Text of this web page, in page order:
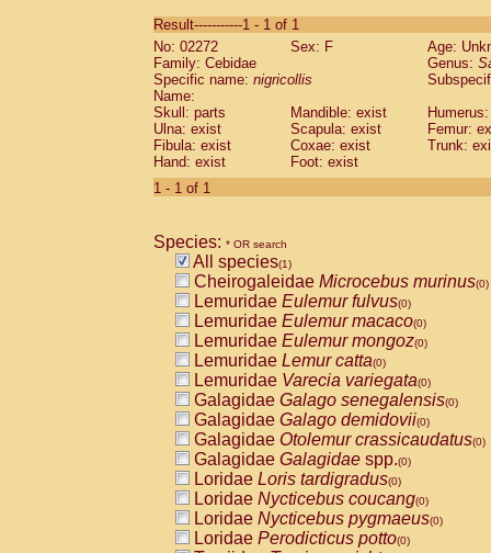
CebidaeSaguinus labiatus(0)
Cebidae Saguinus leucopus (0)
Cebidae
CebidaeSaguinus mystax
Cebidae Saguinus nigricollis (1)
Cebidae Saguinus oedipus
Cebidae Saguinus weddelli
Cebidae Saguinusspp.
Cebidae
CebidaeCebus capucinus
CebidaeCebus nigrivittatus
CebidaeCebus spp.(0)
CebidaeSaimiri boliviensis(0)
CebidaeSaimiri sciureus(0)
AtelidaeAlouatta caraya(0)
AtelidaeAlouatta fusca(0)
AtelidaeAlouatta seniculus(0)
AtelidaeAlouattaspp.(0)
AtelidaeAteles belzebuth(0)
AtelidaeAteles geoffroyi(0)
AtelidaeAteles paniscus(0)
AtelidaeAtelesspp.(0)
AtelidaeLagothrix lagothricha(0)
AtelidaeLagothrix lagothricha cana
PitheciidaeCacajao calvus
Result-----------1 - 1 of 1
No: 02272
Sex: F
Age:
Family: Cebidae
Genus:
Specific name: nigricollis
Name:
Skull: parts
Mandible: exist
Ulna: exist
Scapula: exist
Femur:
Fibula: exist
Coxae: exist
Trunk:
Hand: exist
Foot: exist
1 - 1 of 1
Species: * OR search
All species(1)
Cheirogaleidae Microcebus murinus(0)
Lemuridae Eulemur fulvus(0)
Lemuridae Eulemur macaco(0)
Lemuridae Eulemur mongoz(0)
Lemuridae Lemur catta(0)
Lemuridae Varecia variegata(0)
Galagidae Galago senegalensis(0)
Galagidae Galago demidovii(0)
Galagidae Otolemur crassicaudatus(0)
Galagidae Galagidae spp.(0)
Loridae Loris tardigradus(0)
Loridae Nycticebus coucang(0)
Loridae Nycticebus pygmaeus(0)
Loridae Perodicticus potto(0)